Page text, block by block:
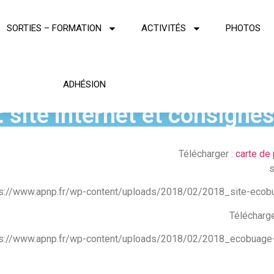
SORTIES – FORMATION ACTIVITÉS PHOTOS
ADHÉSION
site internet et
Télécharger : carte de
www.apnp.fr/wp-content/uploads/2018/02/2018_site-
www.apnp.fr/wp-content/uploads/2018/02/